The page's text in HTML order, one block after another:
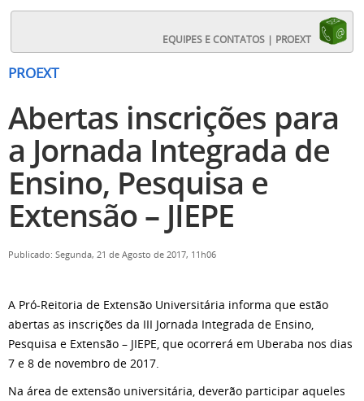
EQUIPES E CONTATOS | PROEXT
PROEXT
Abertas inscrições para
a Jornada Integrada de
Ensino, Pesquisa e
Extensão – JIEPE
Publicado: Segunda, 21 de Agosto de 2017, 11h06
A Pró-Reitoria de Extensão Universitária informa que estão
abertas as inscrições da III Jornada Integrada de Ensino,
Pesquisa e Extensão – JIEPE, que ocorrerá em Uberaba nos dias
7 e 8 de novembro de 2017.
Na área de extensão universitária, deverão participar aqueles